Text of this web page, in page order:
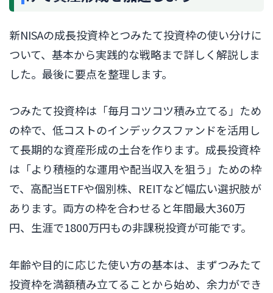
新NISAの成長投資枠とつみたて投資枠の使い分けに
ついて、基本から実践的な戦略まで詳しく解説しま
した。最後に要点を整理します。
つみたて投資枠は「毎月コツコツ積み立てる」ため
の枠で、低コストのインデックスファンドを活用し
て長期的な資産形成の土台を作ります。成長投資枠
は「より積極的な運用や配当収入を狙う」ための枠
で、高配当ETFや個別株、REITなど幅広い選択肢が
あります。両方の枠を合わせると年間最大360万
円、生涯で1800万円もの非課税投資が可能です。
年齢や目的に応じた使い方の基本は、まずつみたて
投資枠を満額積み立てることから始め、余力ができ